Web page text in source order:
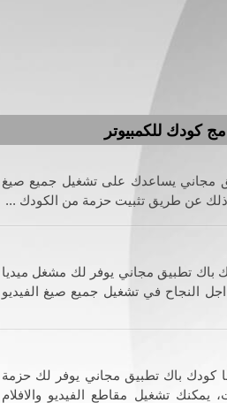
كودك للكمبيوتر
مجاني يساعدك على تشغيل جميع صيغ
وذلك عن طريق تثبيت حزمة من الكودك ...
باك تطبيق مجاني يوفر لك مشغل ميديا
اجل النجاح في تشغيل جميع صيغ الفيديو
كودك باك تطبيق مجاني يوفر لك حزمة
تشغيل مقاطع الفيديو والافلام